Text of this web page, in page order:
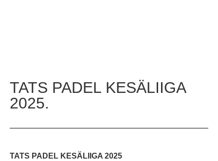
TATS PADEL KESÄLIIGA
2025.
TATS PADEL KESÄLIIGA 2025